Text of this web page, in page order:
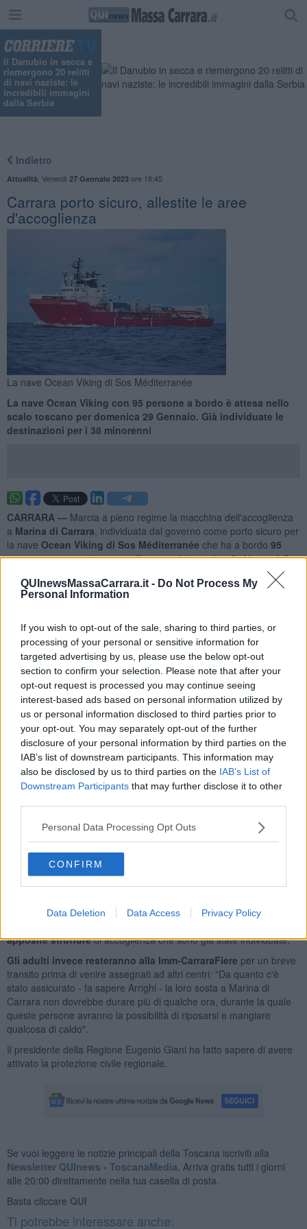
QUInewsMassaCarrara.it - Do Not Process My
Personal Information
If you wish to opt-out of the sale, sharing to third parties, or
processing of your personal or sensitive information for
targeted advertising by us, please use the below opt-out
section to confirm your selection. Please note that after your
opt-out request is processed you may continue seeing
interest-based ads based on personal information utilized by
us or personal information disclosed to third parties prior to
your opt-out. You may separately opt-out of the further
disclosure of your personal information by third parties on the
IAB’s list of downstream participants. This information may
also be disclosed by us to third parties on the IAB’s List of
Downstream Participants that may further disclose it to other
Personal Data Processing Opt Outs
CONFIRM
Data Deletion Data Access Privacy Policy
Il Danubio in secca e
riemergono 20 relitti
di navi naziste: le
incredibili immagini
dalla Serbia
Indietro
Attualità Venerdì 27 Gennaio 2023ore 18:45
Carrara porto sicuro, allestite le aree
d'accoglienza
La nave Ocean Viking di Sos Méditerranée
La nave Ocean Viking con 95 persone a bordo è attesa nello
scalo toscano per domenica 29 Gennaio. Già individuate le
destinazioni per i 38 minorenni
CARRARA — Marcia a pieno regime la macchina dell'accoglienza
a Marina di Carrara , individuata dal governo come porto sicuro per
la nave Ocean Viking di Sos Méditerranée che ha a bordo 95
personesoccorse in mare nelle acque internazionali al largo della
Libia, tra cui 15 donne e 38 minori, 33 dei quali non accompagnati.
La nave dell'Ong era inizialmente attesa in porto per il primo
diverse ore. A fare il punto della situazione è la sindaca di Carrara
Serena Arrighi.
operazioni di prima accoglienza
sono coordinate dalla
prefettura di Massa-Carrara, mentre rappresentanti delle autorità
sanitarie e del governo sono in contatto con l'equipaggio della nave
per acquisire informazioni sullo stato di salute dei passeggeri.
Le procedure di sbarco
o meno al Covid-19, quindi saranno fatti sbarcare e condotti in
piccoli gruppi a bordo di pullmini fino a Imm-CarraraFiere".
Qui, all'interno del padiglione D, si stanno allestendo aree di
accoglienza e altre ad hoc che serviranno per sottoporre tutti a un
secondoscreening che sarà effettuato dal personale medico
apposite strutturedi accoglienza che sono già state individuate.
Gli adulti invece resteranno alla Imm-CarraraFiere per un breve
transito prima di venire assegnati ad altri centri: "Da quanto c'è
stato assicurato - fa sapere Arrighi - la loro sosta a Marina di
Carrara non dovrebbe durare più di qualche ora, durante la quale
queste persone avranno la possibilità di riposarsi e mangiare
qualcosa di caldo".
Il presidente della Regione Eugenio Giani ha fatto sapere di avere
attivato la protezione civile regionale.
Se vuoi leggere le notizie principali della Toscana iscriviti alla
Newsletter QUInews - ToscanaMedia. Arriva gratis tutti i giorni
alle 20:00 direttamente nella tua casella di posta.
Basta cliccare QUI
Ti potrebbe interessare anche: